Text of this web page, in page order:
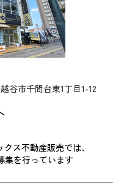
谷市千間台東1丁目1-12
ス不動産販売では、
集を行っています